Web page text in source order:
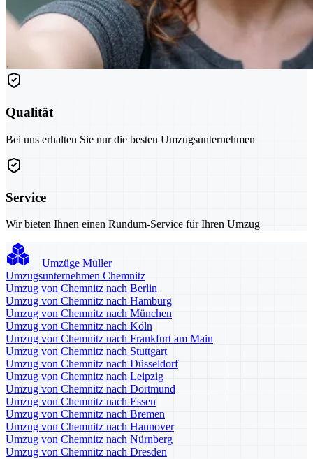
Qualität
Bei uns erhalten Sie nur die besten Umzugsunternehmen
Service
Wir bieten Ihnen einen Rundum-Service für Ihren Umzug
Umzüge Müller
Umzugsunternehmen Chemnitz
Umzug von Chemnitz nach Berlin
Umzug von Chemnitz nach Hamburg
Umzug von Chemnitz nach München
Umzug von Chemnitz nach Köln
Umzug von Chemnitz nach Frankfurt am Main
Umzug von Chemnitz nach Stuttgart
Umzug von Chemnitz nach Düsseldorf
Umzug von Chemnitz nach Leipzig
Umzug von Chemnitz nach Dortmund
Umzug von Chemnitz nach Essen
Umzug von Chemnitz nach Bremen
Umzug von Chemnitz nach Hannover
Umzug von Chemnitz nach Nürnberg
Umzug von Chemnitz nach Dresden